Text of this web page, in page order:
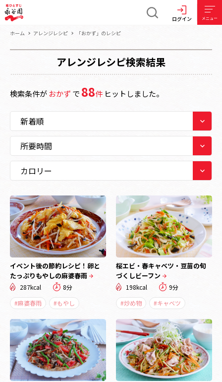
ログイン メニュー
ホーム アレンジレシピ 「おかず」のレシピ
アレンジレシピ検索結果
検索条件が おかず で 88件 ヒットしました。
イベント後の節約レシピ！卵と
たっぷりもやしの麻婆春雨
287kcal
8分
#麻婆春雨
#もやし
桜エビ・春キャベツ・豆苗の旬
づくしビーフン
198kcal
9分
#炒め物
#キャベツ